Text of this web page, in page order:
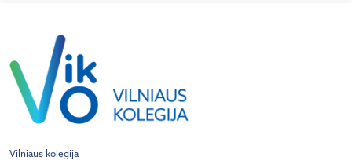
Vilniaus kolegija